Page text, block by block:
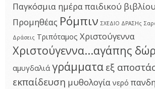
Παγκόσμια ημέρα παιδικού βιβλίου
Προμηθέας Ρόμπιν ΣΧΕΔΙΟ ΔΡΑΣΗς
Δράσεις Τριπόταμος Χριστούγεννα
Χριστούγεννα...αγάπης
αμυγδαλιά γράμματα εξ
εκπαίδευση μυθολογία νερό